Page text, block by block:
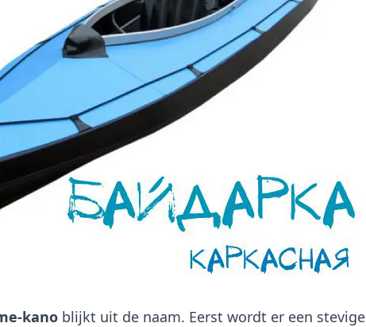
kano blijkt uit de naam. Eerst wordt er een stevige